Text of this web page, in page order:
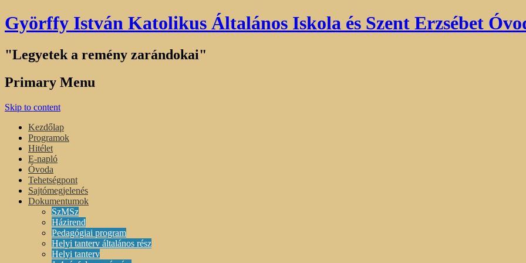
Györffy István Katolikus Általános Iskola és Szent Erzsébet
"Legyetek a remény zarándokai"
Primary Menu
Skip to content
Kezdőlap
Programok
Hitélet
E-napló
Óvoda
Tehetségpont
Sajtómegjelenés
Dokumentumok
SzMSz
Házirend
Pedagógiai program
Helyi tanterv általános rész
Helyi tanterv